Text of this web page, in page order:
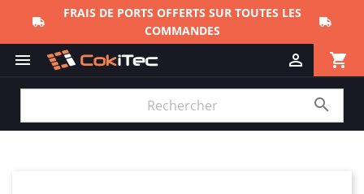
FRAIS DE PORTS OFFERTS SUR TOUTES LES
COMMANDES
 shopping_cart

